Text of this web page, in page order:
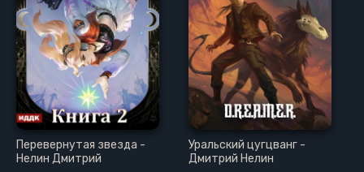
Перевернутая звезда -
Нелин Дмитрий
Уральский цугцванг -
Дмитрий Нелин